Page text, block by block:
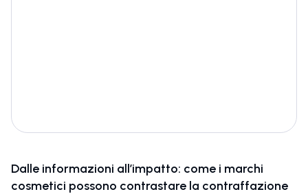
Dalle informazioni all’impatto: come i marchi
cosmetici possono contrastare la contraffazione